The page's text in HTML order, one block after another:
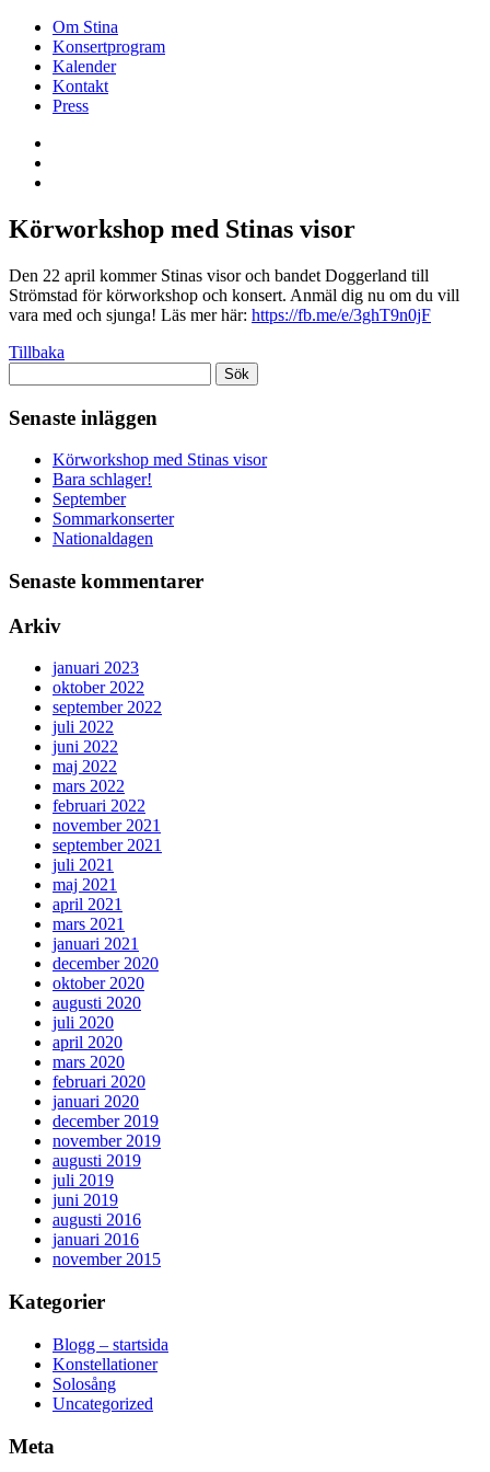
Om Stina
Konsertprogram
Kalender
Kontakt
Press
Körworkshop med Stinas visor
Den 22 april kommer Stinas visor och bandet Doggerland till
Strömstad för körworkshop och konsert. Anmäl dig nu om du vill
vara med och sjunga! Läs mer här: https://fb.me/e/3ghT9n0jF
Tillbaka
efter:
Senaste inläggen
Körworkshop med Stinas visor
Bara schlager!
September
Sommarkonserter
Nationaldagen
Senaste kommentarer
Arkiv
januari 2023
oktober 2022
september 2022
juli 2022
juni 2022
maj 2022
mars 2022
februari 2022
november 2021
september 2021
juli 2021
maj 2021
april 2021
mars 2021
januari 2021
december 2020
oktober 2020
augusti 2020
juli 2020
april 2020
mars 2020
februari 2020
januari 2020
december 2019
november 2019
augusti 2019
juli 2019
juni 2019
augusti 2016
januari 2016
november 2015
Kategorier
Blogg – startsida
Konstellationer
Solosång
Uncategorized
Meta